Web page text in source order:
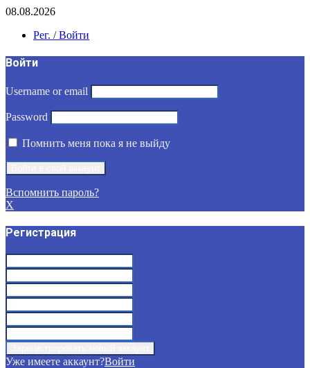
08.08.2026
Рег. / Войти
Войти
Username or email
Password
Помнить меня пока я не выйду
Вспомнить пароль?
X
Регистрация
Уже имеете аккаунт?Войти